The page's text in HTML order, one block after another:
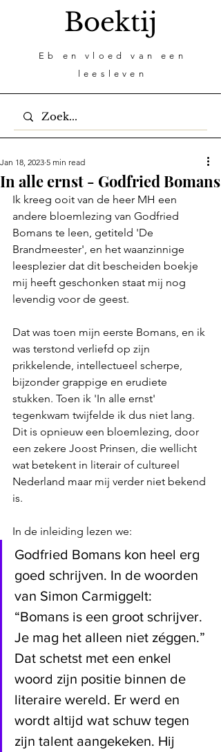
Boektij
Eb en vloed van een
leesleven
In alle ernst - Godfried Bomans
Jan 18, 2023 5 min read
Ik kreeg ooit van de heer MH een
andere bloemlezing van Godfried
Bomans te leen, getiteld 'De
Brandmeester', en het waanzinnige
leesplezier dat dit bescheiden boekje
mij heeft geschonken staat mij nog
levendig voor de geest.
Dat was toen mijn eerste Bomans, en ik
was terstond verliefd op zijn
prikkelende, intellectueel scherpe,
bijzonder grappige en erudiete
stukken. Toen ik 'In alle ernst'
tegenkwam twijfelde ik dus niet lang.
Dit is opnieuw een bloemlezing, door
een zekere Joost Prinsen, die wellicht
wat betekent in literair of cultureel
Nederland maar mij verder niet bekend
is.
In de inleiding lezen we:
Godfried Bomans kon heel erg
goed schrijven. In de woorden
van Simon Carmiggelt:
“Bomans is een groot schrijver.
Je mag het alleen niet zéggen.”
Dat schetst met een enkel
woord zijn positie binnen de
literaire wereld. Er werd en
wordt altijd wat schuw tegen
zijn talent aangekeken. Hij